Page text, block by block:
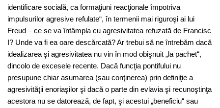
identificare socială, ca formaţiuni reacţionale împotriva
impulsurilor agresive refulate“, în termenii mai riguroşi ai lui
Freud – ce se va întâmpla cu agresivitatea refuzată de Francisc
I? Unde va fi ea oare descărcată? Ar trebui să ne întrebăm dacă
idealizarea şi agresivitatea nu vin în mod obişnuit „la pachet“,
dincolo de excesele recente. Dacă funcţia pontifului nu
presupune chiar asumarea (sau conţinerea) prin definiţie a
agresivităţii enoriaşilor şi dacă o parte din evlavia şi recunoştinţa
acestora nu se datorează, de fapt, şi acestui „beneficiu“ sau